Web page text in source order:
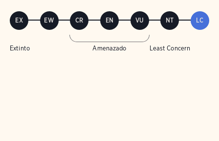
EX EW CR EN VU NT LC
Extinto Amenazado Least Concern